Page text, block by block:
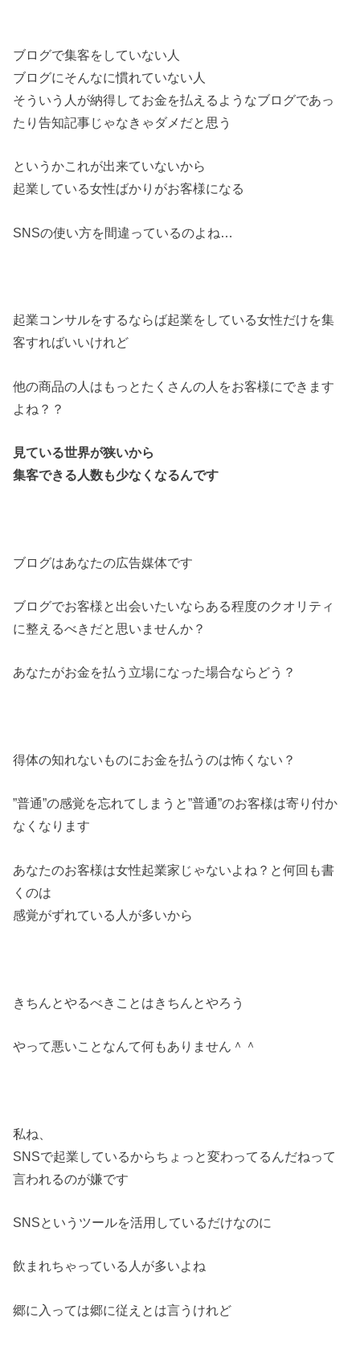
ブログで集客をしていない人
ブログにそんなに慣れていない人
そういう人が納得してお金を払えるようなブログであっ
たり告知記事じゃなきゃダメだと思う
というかこれが出来ていないから
起業している女性ばかりがお客様になる
SNSの使い方を間違っているのよね…
起業コンサルをするならば起業をしている女性だけを集
客すればいいけれど
他の商品の人はもっとたくさんの人をお客様にできます
よね？？
見ている世界が狭いから
集客できる人数も少なくなるんです
ブログはあなたの広告媒体です
ブログでお客様と出会いたいならある程度のクオリティ
に整えるべきだと思いませんか？
あなたがお金を払う立場になった場合ならどう？
得体の知れないものにお金を払うのは怖くない？
”普通”の感覚を忘れてしまうと”普通”のお客様は寄り付か
なくなります
あなたのお客様は女性起業家じゃないよね？と何回も書
くのは
感覚がずれている人が多いから
きちんとやるべきことはきちんとやろう
やって悪いことなんて何もありません＾＾
私ね、
SNSで起業しているからちょっと変わってるんだねって
言われるのが嫌です
SNSというツールを活用しているだけなのに
飲まれちゃっている人が多いよね
郷に入っては郷に従えとは言うけれど